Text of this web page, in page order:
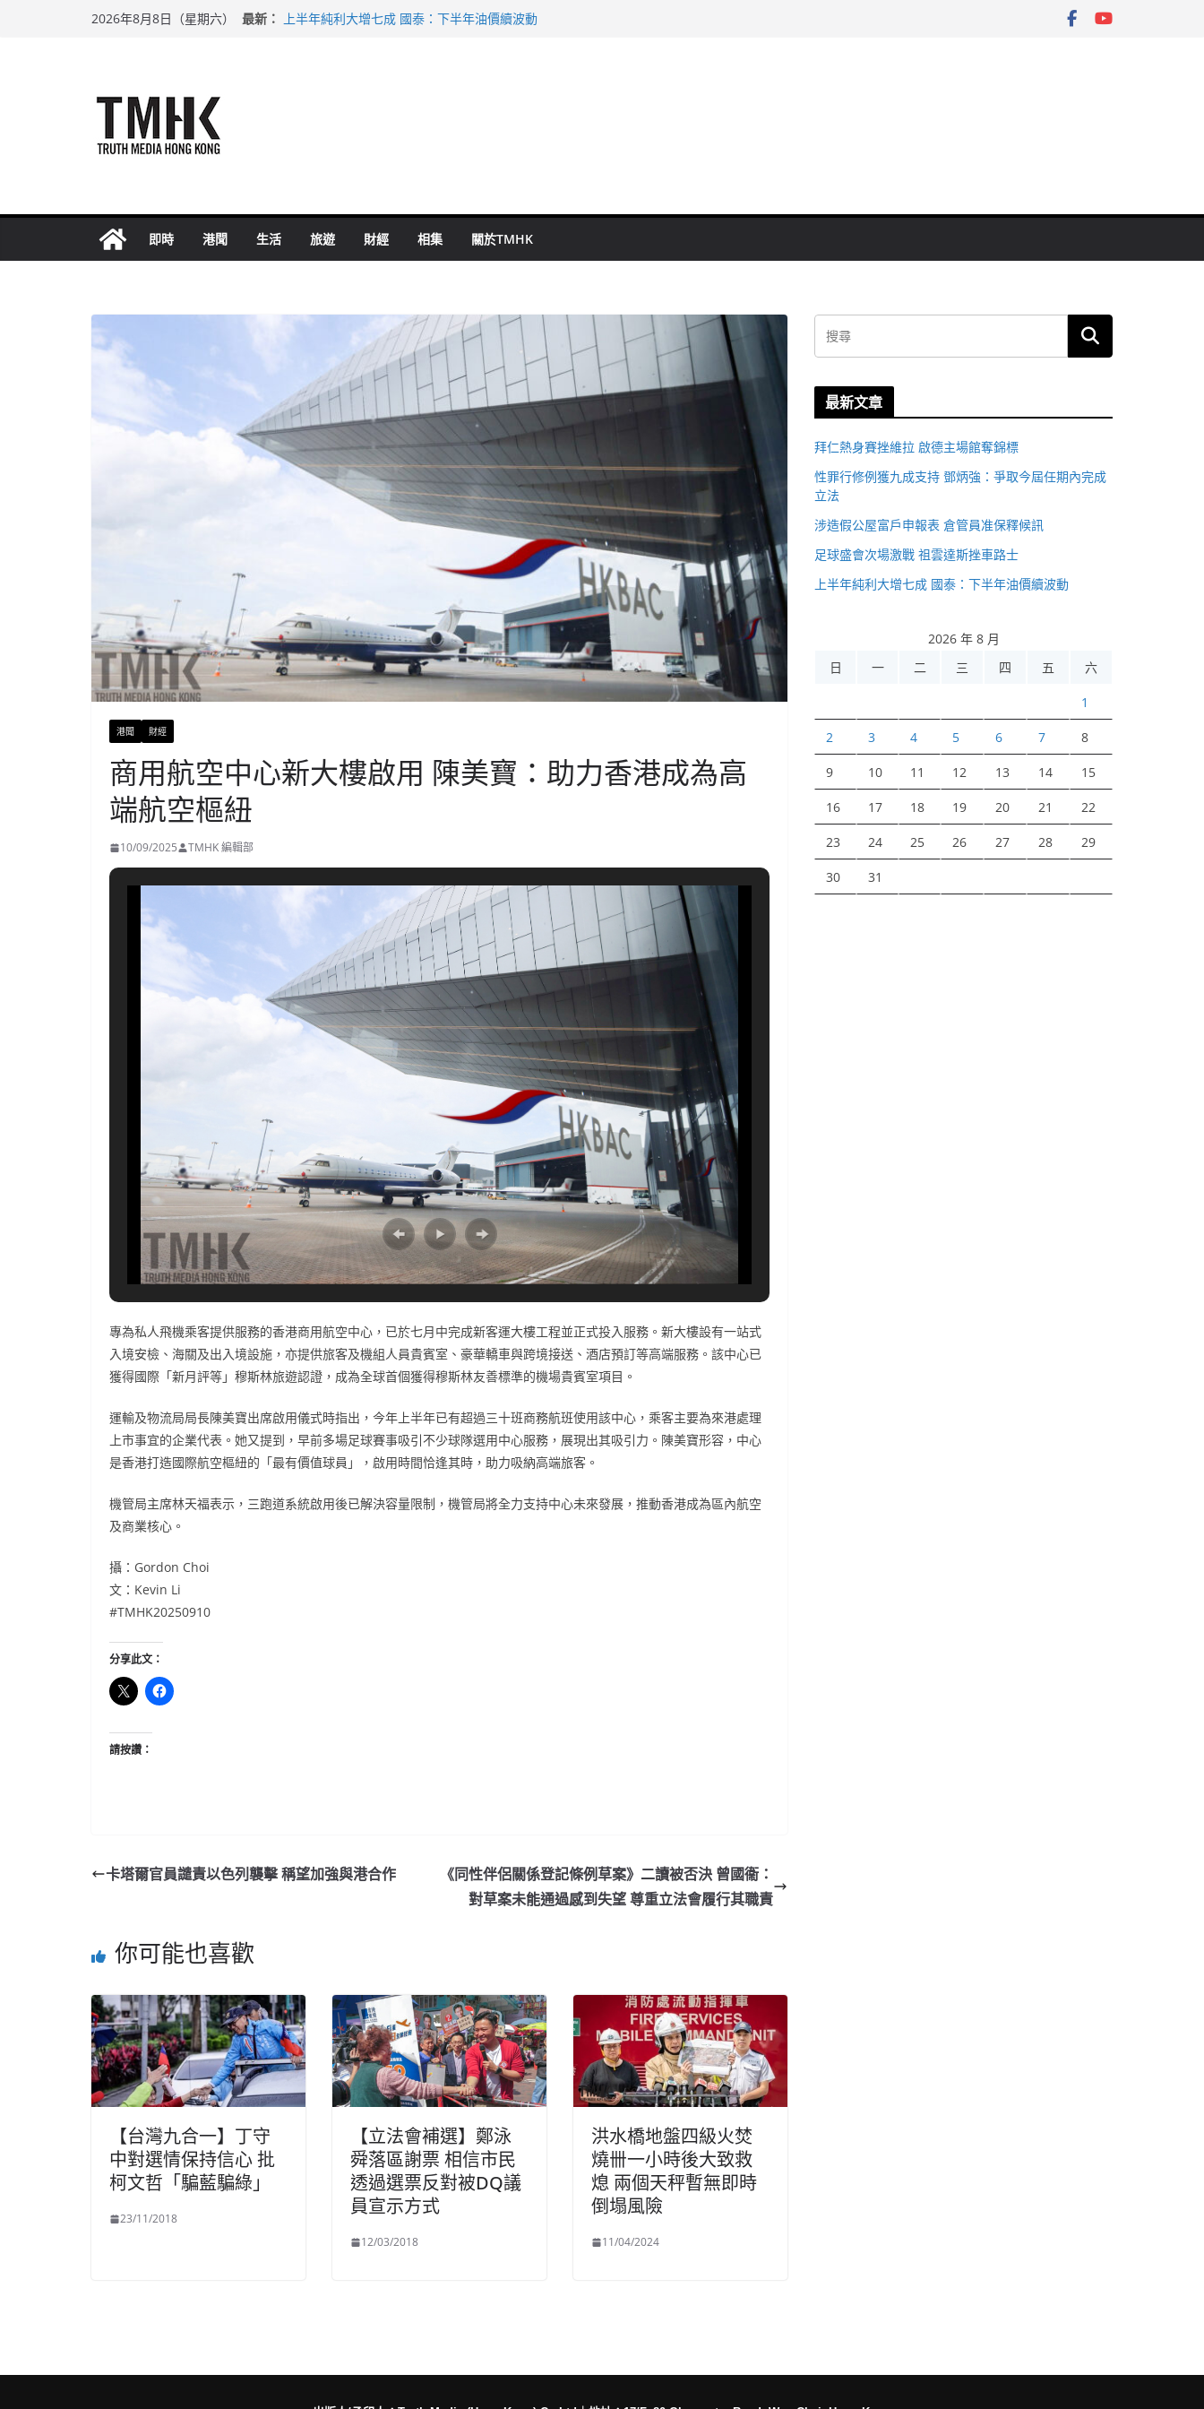
2026年8月8日（星期六） 最新：
上半年純利大增七成 國泰：下半年油價續波動
即時 港聞 生活 旅遊 財經 相集 關於TMHK
港聞 財經
商用航空中心新大樓啟用 陳美寶：助力香港成為高
端航空樞紐
10/09/2025 TMHK 編輯部
專為私人飛機乘客提供服務的香港商用航空中心，已於七月中完成新客運大樓工程並正式投入服務。新大樓設有一站式
入境安檢、海關及出入境設施，亦提供旅客及機組人員貴賓室、豪華轎車與跨境接送、酒店預訂等高端服務。該中心已
獲得國際「新月評等」穆斯林旅遊認證，成為全球首個獲得穆斯林友善標準的機場貴賓室項目。
運輸及物流局局長陳美寶出席啟用儀式時指出，今年上半年已有超過三十班商務航班使用該中心，乘客主要為來港處理
上市事宜的企業代表。她又提到，早前多場足球賽事吸引不少球隊選用中心服務，展現出其吸引力。陳美寶形容，中心
是香港打造國際航空樞紐的「最有價值球員」，啟用時間恰逢其時，助力吸納高端旅客。
機管局主席林天福表示，三跑道系統啟用後已解決容量限制，機管局將全力支持中心未來發展，推動香港成為區內航空
及商業核心。
攝：Gordon Choi
文：Kevin Li
#TMHK20250910
分享此文：
請按讚：
卡塔爾官員譴責以色列襲擊 稱望加強與港合作
《同性伴侶關係登記條例草案》二讀被否決 曾國衞：
對草案未能通過感到失望 尊重立法會履行其職責
你可能也喜歡
【台灣九合一】丁守
中對選情保持信心 批
柯文哲「騙藍騙綠」
23/11/2018
【立法會補選】鄭泳
舜落區謝票 相信市民
透過選票反對被DQ議
員宣示方式
12/03/2018
洪水橋地盤四級火焚
燒卌一小時後大致救
熄 兩個天秤暫無即時
倒塌風險
11/04/2024
最新文章
拜仁熱身賽挫維拉 啟德主場館奪錦標
性罪行修例獲九成支持 鄧炳強：爭取今屆任期內完成
立法
涉造假公屋富戶申報表 倉管員准保釋候訊
足球盛會次場激戰 祖雲達斯挫車路士
上半年純利大增七成 國泰：下半年油價續波動
2026 年 8 月
日
一 二 三 四 五 六
1
2 3 4 5 6 7 8
9 10 11 12 13 14 15
16 17 18 19 20 21 22
23 24 25 26 27 28 29
30 31